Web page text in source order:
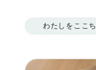
わたしをここ